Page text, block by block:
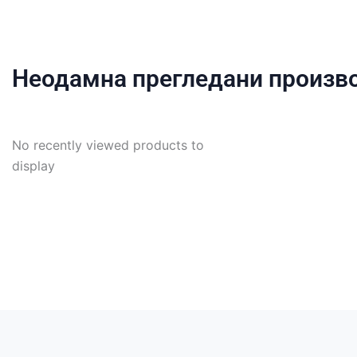
Неодамна прегледани
No recently viewed products to
display